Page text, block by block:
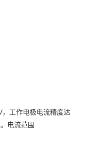
工作电极电流精度达
电流范围